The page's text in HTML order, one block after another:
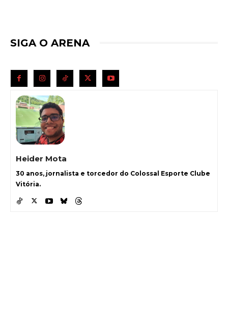
SIGA O ARENA
Heider Mota
30 anos, jornalista e torcedor do Colossal Esporte Clube
Vitória.